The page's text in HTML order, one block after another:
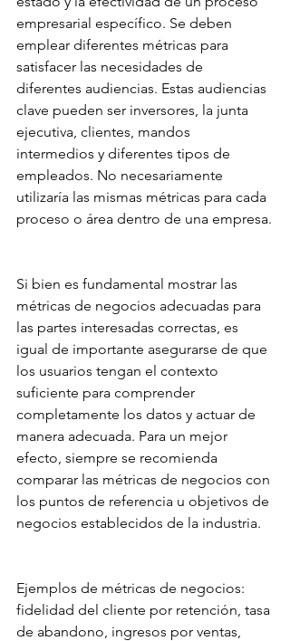
empresarial específico. Se deben
emplear diferentes métricas para
satisfacer las necesidades de
diferentes audiencias. Estas audiencias
clave pueden ser inversores, la junta
ejecutiva, clientes, mandos
intermedios y diferentes tipos de
empleados. No necesariamente
utilizaría las mismas métricas para cada
proceso o área dentro de una empresa.
Si bien es fundamental mostrar las
métricas de negocios adecuadas para
las partes interesadas correctas, es
igual de importante asegurarse de que
los usuarios tengan el contexto
suficiente para comprender
completamente los datos y actuar de
manera adecuada. Para un mejor
efecto, siempre se recomienda
comparar las métricas de negocios con
los puntos de referencia u objetivos de
negocios establecidos de la industria.
Ejemplos de métricas de negocios:
fidelidad del cliente por retención, tasa
de abandono, ingresos por ventas,